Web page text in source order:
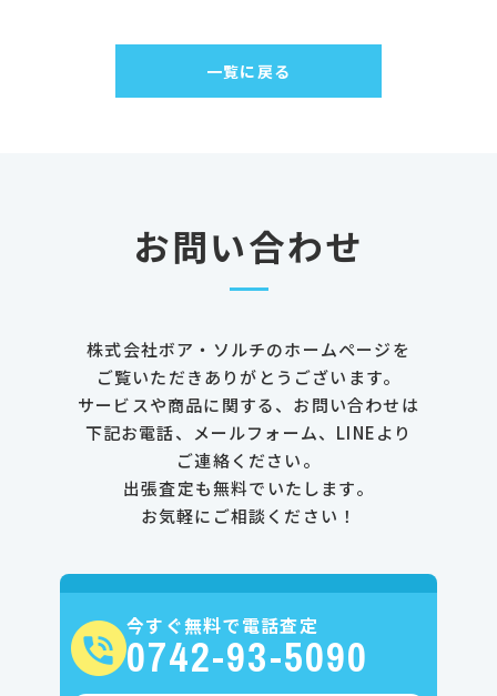
一覧に戻る
お問い合わせ
株式会社ボア・ソルチのホームページを
ご覧いただきありがとうございます。
サービスや商品に関する、お問い合わせは
下記お電話、メールフォーム、LINEより
ご連絡ください。
出張査定も無料でいたします。
お気軽にご相談ください！
今すぐ無料で電話査定
0742-93-5090